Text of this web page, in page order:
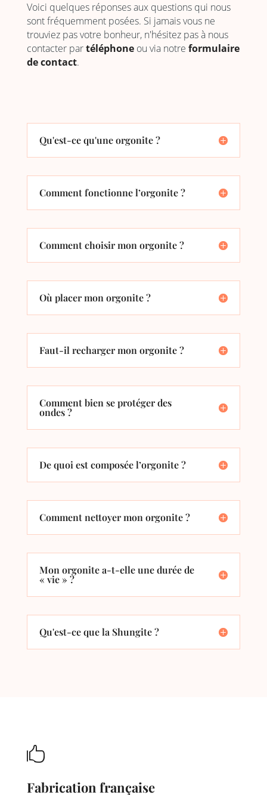
Voici quelques réponses aux questions qui nous
sont fréquemment posées. Si jamais vous ne
trouviez pas votre bonheur, n'hésitez pas à nous
contacter partéléphoneou via notre formulaire
de contact.
Qu'est-ce qu'une orgonite ?
Comment fonctionne l’orgonite ?
Comment choisir mon orgonite ?
Où placer mon orgonite ?
Faut-il recharger mon orgonite ?
Comment bien se protéger des
ondes ?
De quoi est composée l’orgonite ?
Comment nettoyer mon orgonite ?
Mon orgonite a-t-elle une durée de
« vie » ?
Qu'est-ce que la Shungite ?

Fabrication française